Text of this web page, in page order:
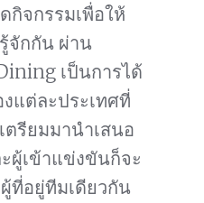
กิจกรรมเพื่อให้
จักกัน ผ่าน
เป็นการได้
แต่ละประเทศที่
ตรียมมานำเสนอ
ผู้เข้าแข่งขันก็จะ
ที่อยู่ทีมเดียวกัน